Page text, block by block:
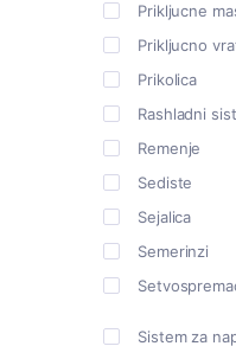
Prikljucne
Prikljucno
Prikolica
Rashladni
Remenje
Sediste
Sejalica
Semerinzi
Sistem za